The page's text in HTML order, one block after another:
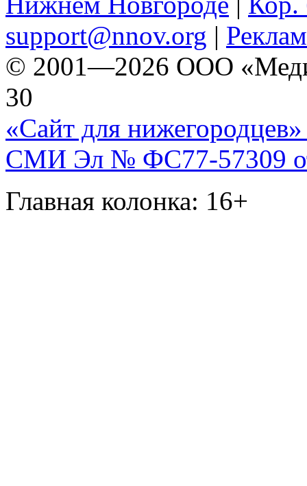
support@nnov.org |
© 2001—2026 ООО
30
«Сайт для нижегородцев»
СМИ Эл № ФС77-57309
Главная колонка: 16+